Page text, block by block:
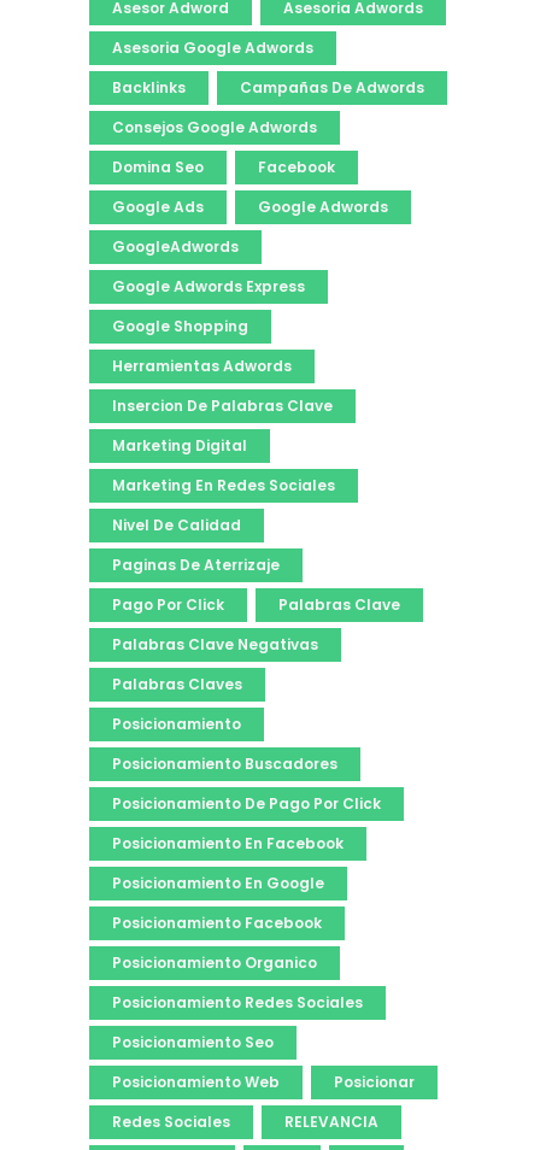
Asesor Adword
Asesoria Adwords
Asesoria Google Adwords
Backlinks
Campañas De Adwords
Consejos Google Adwords
Domina Seo
Facebook
Google Ads
Google Adwords
GoogleAdwords
Google Adwords Express
Google Shopping
Herramientas Adwords
Insercion De Palabras Clave
Marketing Digital
Marketing En Redes Sociales
Nivel De Calidad
Paginas De Aterrizaje
Pago Por Click
Palabras Clave
Palabras Clave Negativas
Palabras Claves
Posicionamiento
Posicionamiento Buscadores
Posicionamiento De Pago Por Click
Posicionamiento En Facebook
Posicionamiento En Google
Posicionamiento Facebook
Posicionamiento Organico
Posicionamiento Redes Sociales
Posicionamiento Seo
Posicionamiento Web
Posicionar
Redes Sociales
RELEVANCIA